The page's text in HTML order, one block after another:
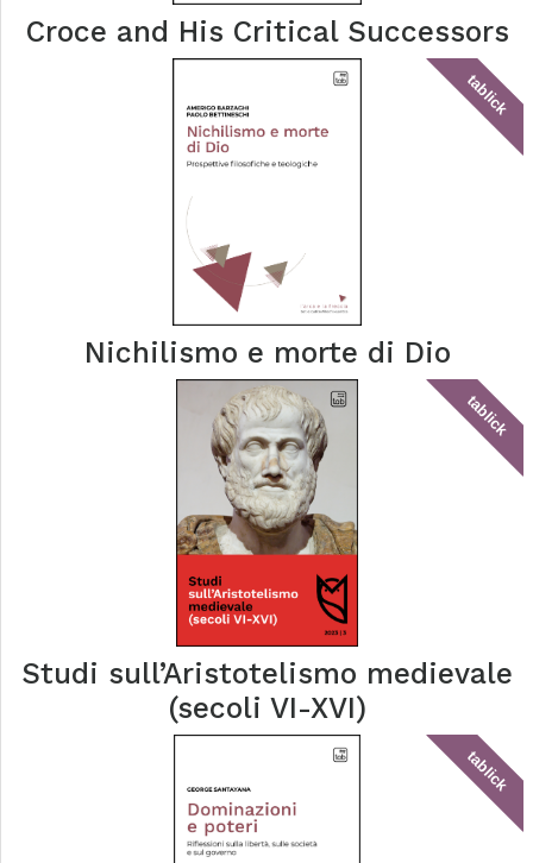
Croce and His Critical Successors
tablick
Nichilismo e morte di Dio
tablick
Studi sull’Aristotelismo medievale
(secoli VI-XVI)
tablick